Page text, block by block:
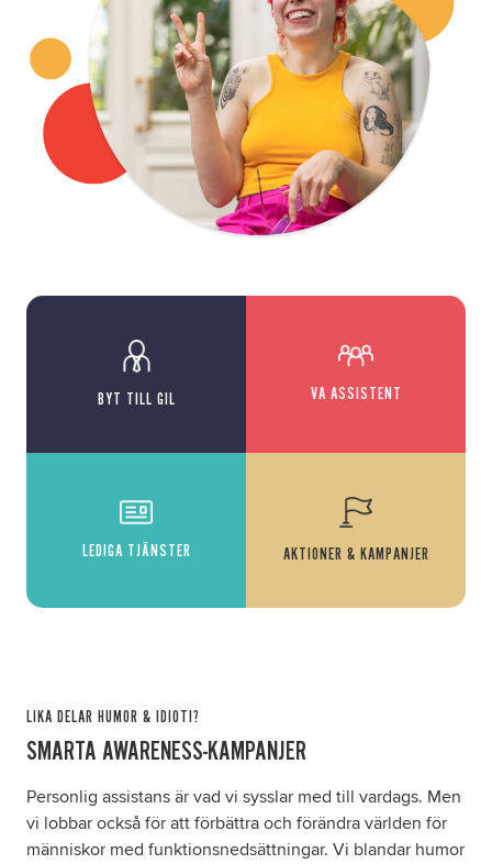
BYT TILL GIL VA ASSISTENT
LEDIGA TJÄNSTER AKTIONER & KAMPANJER
LIKA DELAR HUMOR & IDIOTI?
SMARTA AWARENESS-KAMPANJER
Personlig assistans är vad vi sysslar med till vardags. Men
vi lobbar också för att förbättra och förändra världen för
människor med funktionsnedsättningar. Vi blandar humor